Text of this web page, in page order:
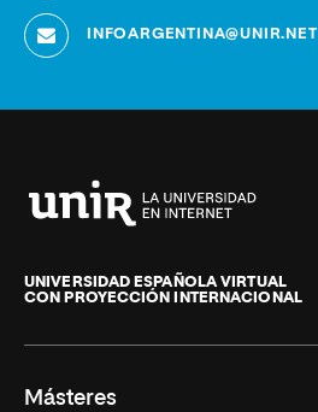
INFOARGENTINA@UNIR.NET
de
La
UNIVERSIDAD ESPAÑOLA VIRTUAL
CON PROYECCIÓN INTERNACIONAL
Másteres